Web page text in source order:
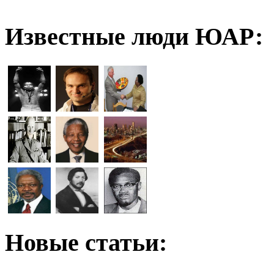
Известные люди ЮАР:
Новые статьи: